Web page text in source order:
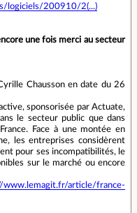
logiciels/200910/2(...)
une fois merci au secteur
Chausson en date du 26
sponsorisée par Actuate,
le secteur public que dans
Face à une montée en
les entreprises considèrent
pour ses incompatibilités, le
sur le marché ou encore
www.lemagit.fr/article/france-